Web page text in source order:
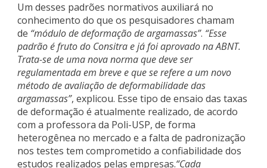
Um desses padrões normativos auxiliará no
conhecimento do que os pesquisadores chamam
de “módulo de deformação de argamassas”. “Esse
padrão é fruto do Consitra e já foi aprovado na ABNT.
Trata-se de uma nova norma que deve ser
regulamentada em breve e que se refere a um novo
método de avaliação de deformabilidade das
argamassas”, explicou. Esse tipo de ensaio das taxas
de deformação é atualmente realizado, de acordo
com a professora da Poli-USP, de forma
heterogênea no mercado e a falta de padronização
nos testes tem comprometido a confiabilidade dos
estudos realizados pelas empresas.“Cada